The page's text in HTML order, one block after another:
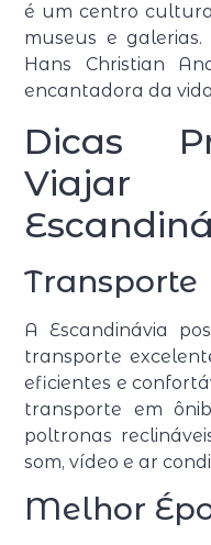
é um centro
museus e
Hans Christian
encantadora da
Dicas
Transporte
A Escandinávia
transporte
eficientes e
transporte em
poltronas
som, vídeo e ar
Melhor